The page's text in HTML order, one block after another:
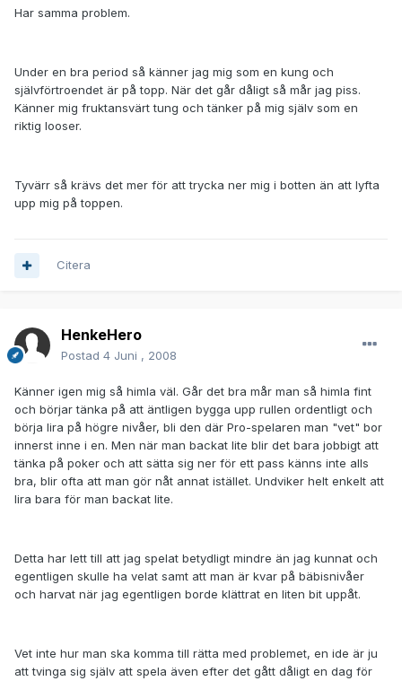
Har samma problem.
Under en bra period så känner jag mig som en kung och
självförtroendet är på topp. När det går dåligt så mår jag piss.
Känner mig fruktansvärt tung och tänker på mig själv som en
riktig looser.
Tyvärr så krävs det mer för att trycka ner mig i botten än att lyfta
upp mig på toppen.
Citera
HenkeHero
Postad 4 Juni , 2008
Känner igen mig så himla väl. Går det bra mår man så himla fint
och börjar tänka på att äntligen bygga upp rullen ordentligt och
börja lira på högre nivåer, bli den där Pro-spelaren man "vet" bor
innerst inne i en. Men när man backat lite blir det bara jobbigt att
tänka på poker och att sätta sig ner för ett pass känns inte alls
bra, blir ofta att man gör nåt annat istället. Undviker helt enkelt att
lira bara för man backat lite.
Detta har lett till att jag spelat betydligt mindre än jag kunnat och
egentligen skulle ha velat samt att man är kvar på bäbisnivåer
och harvat när jag egentligen borde klättrat en liten bit uppåt.
Vet inte hur man ska komma till rätta med problemet, en ide är ju
att tvinga sig själv att spela även efter det gått dåligt en dag för